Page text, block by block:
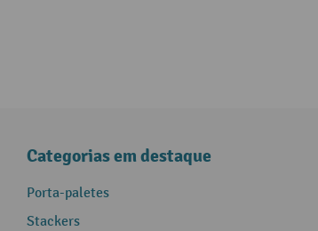
Categorias em destaque
Porta-paletes
Stackers